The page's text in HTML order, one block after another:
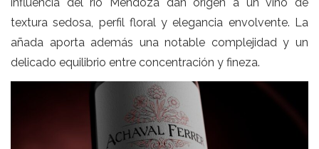
textura sedosa, perfil floral y elegancia envolvente. La
añada aporta además una notable complejidad y un
delicado equilibrio entre concentración y fineza.